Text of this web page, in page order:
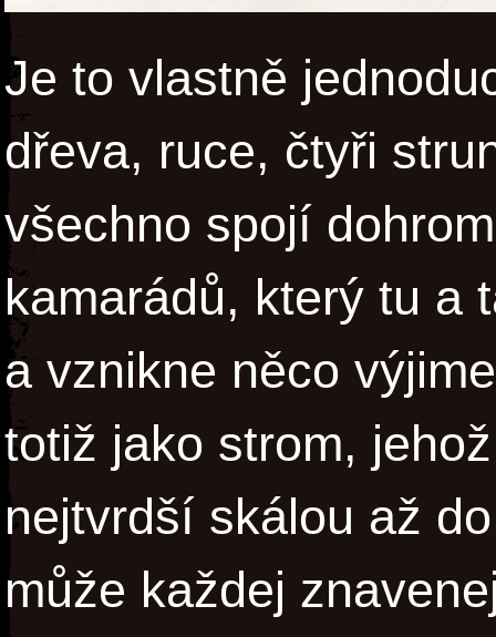
Je to vlastně
dřeva, ruce, čtyři
všechno spojí
kamarádů, který tu a
a vznikne něco
totiž jako strom,
nejtvrdší skálou až
může každej